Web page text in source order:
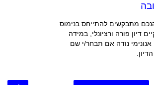
מתבקשים להתייחס בנימוס
דיון פורה ורציונלי, במידה
אנונימי נודה אם תבחר/י שם